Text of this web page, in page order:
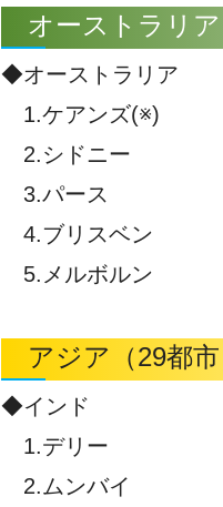
オーストラリア
◆オーストラリア
1.ケアンズ(※)
2.シドニー
3.パース
4.ブリスベン
5.メルボルン
アジア（29都市
◆インド
1.デリー
2.ムンバイ